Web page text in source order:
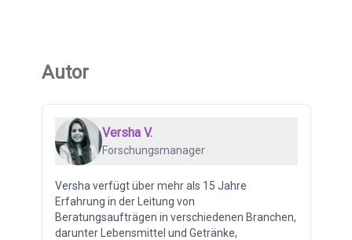
Autor
Versha V.
Forschungsmanager
Versha verfügt über mehr als 15 Jahre
Erfahrung in der Leitung von
Beratungsaufträgen in verschiedenen Branchen,
darunter Lebensmittel und Getränke,